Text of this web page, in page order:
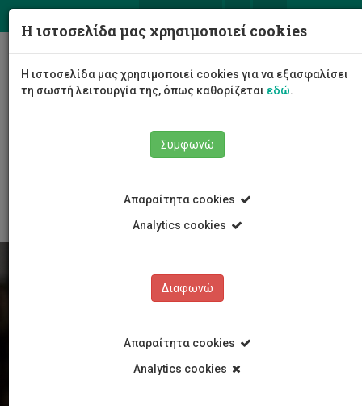
Η ιστοσελίδα μας χρησιμοποιεί cookies
Η ιστοσελίδα μας χρησιμοποιεί cookies για να εξασφαλίσει
τη σωστή λειτουργία της, όπως καθορίζεται εδώ.
Συμφωνώ
Απαραίτητα cookies
Analytics cookies
Διαφωνώ
Απαραίτητα cookies
Analytics cookies